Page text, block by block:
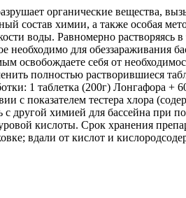
органические вещества,
химии, а также особая
воды. Равномерно растворяясь
необходимо для обеззараживания
себя от
полностью растворившиеся
1 таблетка (200г) Лонгафора
с показателем тестера хлора
другой химией для бассейна при
кислоты. Срок хранения
вдали от кислот и